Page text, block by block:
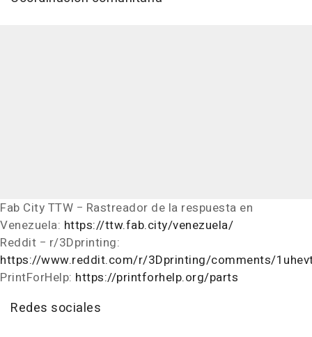
Fab City TTW − Rastreador de la respuesta en
Venezuela: https://ttw.fab.city/venezuela/
Reddit − r/3Dprinting:
https://www.reddit.com/r/3Dprinting/comments/
PrintForHelp: https://printforhelp.org/parts
Redes sociales